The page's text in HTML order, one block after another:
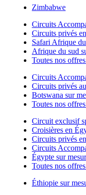
Zimbabwe
Circuits
Circuits privés
Safari Afrique
Afrique du sud
Toutes nos
Circuits
Circuits privés
Botswana sur
Toutes nos
Circuit exclusif
Croisières en
Circuits privés
Circuits
Égypte sur
Toutes nos
Éthiopie sur